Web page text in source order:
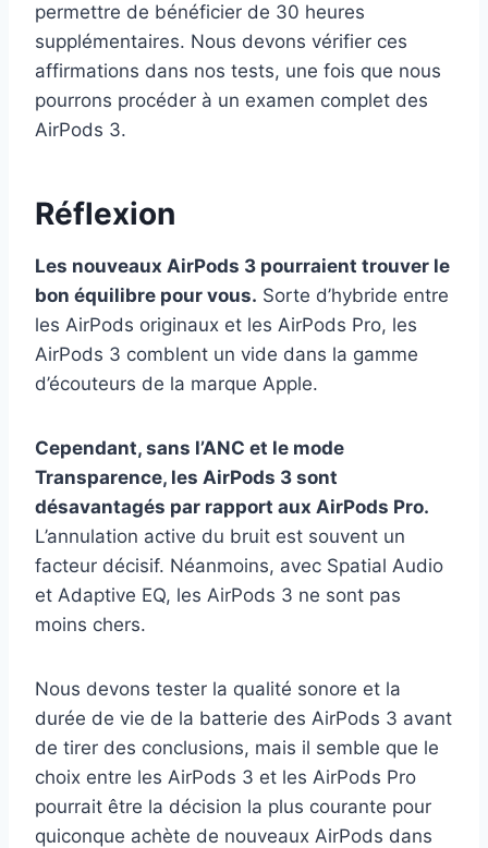
permettre de bénéficier de 30 heures
supplémentaires. Nous devons vérifier ces
affirmations dans nos tests, une fois que nous
pourrons procéder à un examen complet des
AirPods 3.
Réflexion
Les nouveaux AirPods 3 pourraient trouver le
bon équilibre pour vous. Sorte d’hybride entre
les AirPods originaux et les AirPods Pro, les
AirPods 3 comblent un vide dans la gamme
d’écouteurs de la marque Apple.
Cependant, sans l’ANC et le mode
Transparence, les AirPods 3 sont
désavantagés par rapport aux AirPods Pro.
L’annulation active du bruit est souvent un
facteur décisif. Néanmoins, avec Spatial Audio
et Adaptive EQ, les AirPods 3 ne sont pas
moins chers.
Nous devons tester la qualité sonore et la
durée de vie de la batterie des AirPods 3 avant
de tirer des conclusions, mais il semble que le
choix entre les AirPods 3 et les AirPods Pro
pourrait être la décision la plus courante pour
quiconque achète de nouveaux AirPods dans